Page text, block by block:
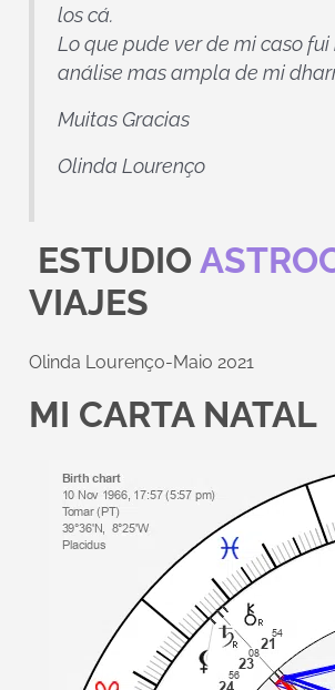
los cá.
Lo que pude ver de mi caso
análise mas ampla de mi
Muitas Gracias
Olinda Lourenço
ESTUDIO
VIAJES
Olinda Lourenço-Maio 2021
MI CARTA NATAL